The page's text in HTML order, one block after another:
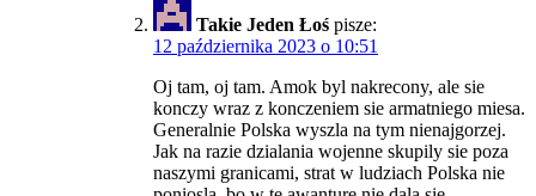
Takie Jeden Łoś pisze:
12 października 2023 o 10:51
Oj tam, oj tam. Amok byl nakrecony, ale sie
konczy wraz z konczeniem sie armatniego miesa.
Generalnie Polska wyszla na tym nienajgorzej.
Jak na razie dzialania wojenne skupily sie poza
naszymi granicami, strat w ludziach Polska nie